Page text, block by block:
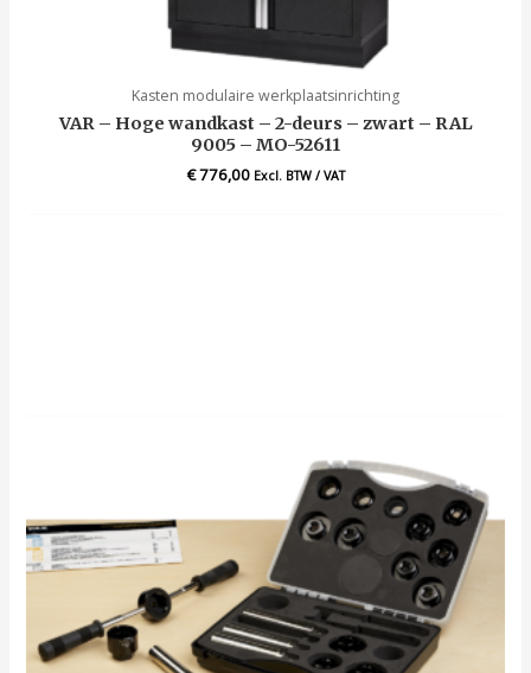
Kasten modulaire werkplaatsinrichting
VAR – Hoge wandkast – 2-deurs – zwart – RAL
9005 – MO-52611
€776,00 Excl. BTW / VAT